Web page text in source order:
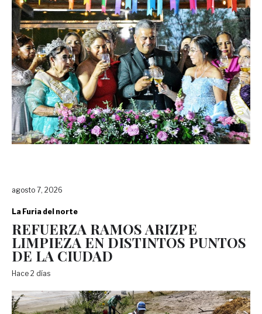
agosto 7, 2026
La Furia del norte
REFUERZA RAMOS ARIZPE
LIMPIEZA EN DISTINTOS PUNTOS
DE LA CIUDAD
Hace 2 días